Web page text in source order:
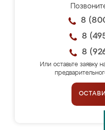
8
8
8
Или оставьте заявку